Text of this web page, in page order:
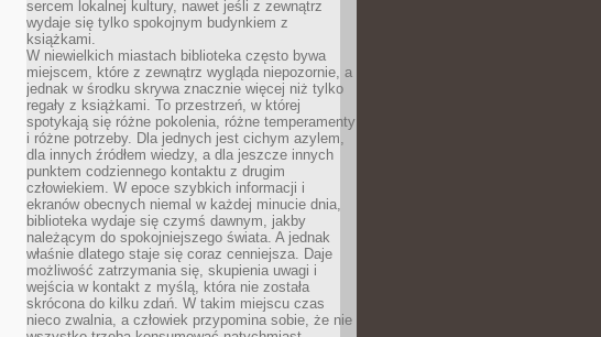
sercem lokalnej kultury, nawet jeśli z zewnątrz
wydaje się tylko spokojnym budynkiem z
książkami.
W niewielkich miastach biblioteka często bywa
miejscem, które z zewnątrz wygląda niepozornie, a
jednak w środku skrywa znacznie więcej niż tylko
regały z książkami. To przestrzeń, w której
spotykają się różne pokolenia, różne temperamenty
i różne potrzeby. Dla jednych jest cichym azylem,
dla innych źródłem wiedzy, a dla jeszcze innych
punktem codziennego kontaktu z drugim
człowiekiem. W epoce szybkich informacji i
ekranów obecnych niemal w każdej minucie dnia,
biblioteka wydaje się czymś dawnym, jakby
należącym do spokojniejszego świata. A jednak
właśnie dlatego staje się coraz cenniejsza. Daje
możliwość zatrzymania się, skupienia uwagi i
wejścia w kontakt z myślą, która nie została
skrócona do kilku zdań. W takim miejscu czas
nieco zwalnia, a człowiek przypomina sobie, że nie